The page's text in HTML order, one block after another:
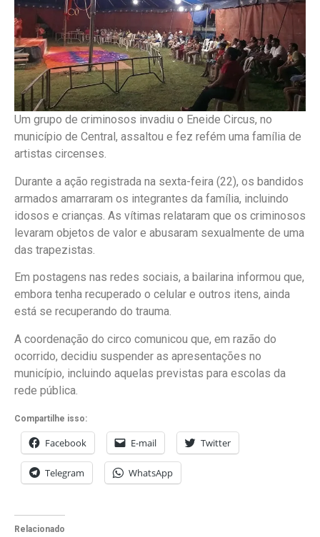
Um grupo de criminosos invadiu o Eneide Circus, no
município de Central, assaltou e fez refém uma família de
artistas circenses.
Durante a ação registrada na sexta-feira (22), os bandidos
armados amarraram os integrantes da família, incluindo
idosos e crianças. As vítimas relataram que os criminosos
levaram objetos de valor e abusaram sexualmente de uma
das trapezistas.
Em postagens nas redes sociais, a bailarina informou que,
embora tenha recuperado o celular e outros itens, ainda
está se recuperando do trauma.
A coordenação do circo comunicou que, em razão do
ocorrido, decidiu suspender as apresentações no
município, incluindo aquelas previstas para escolas da
rede pública.
Compartilhe isso:
Facebook E-mail Twitter
Telegram WhatsApp
Relacionado